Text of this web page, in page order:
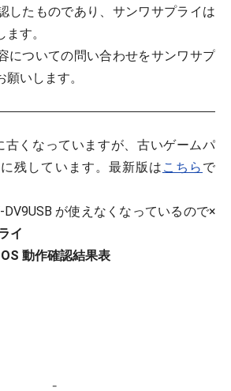
したものであり、サンワサプライは
す。
についての問い合わせをサンワサプ
いします。
古くなっていますが、古いゲームパ
残しています。最新版は こちら で
が使えなくなっているので×
イ
動作確認結果表
－